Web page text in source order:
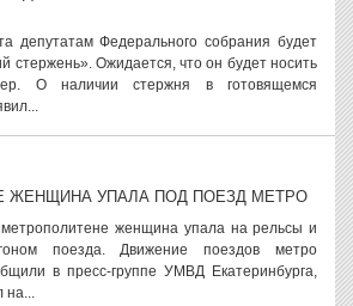
депутатам Федерального собрания будет
стержень». Ожидается, что он будет носить
О наличии стержня в готовящемся
ЖЕНЩИНА УПАЛА ПОД ПОЕЗД МЕТРО
метрополитене женщина упала на рельсы и
поезда. Движение поездов метро
в пресс-группе УМВД Екатеринбурга,
на...